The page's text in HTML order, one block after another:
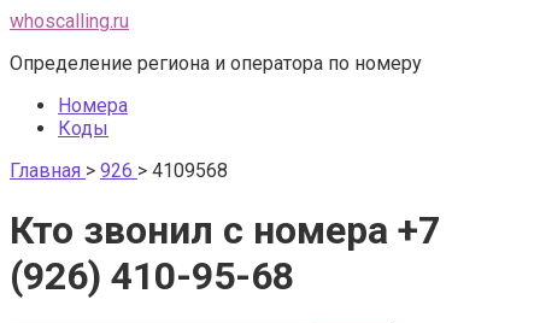
Перейти
контенту
whoscalling.ru
Определение региона и оператора по номеру
Номера
Коды
Главная > 926 > 4109568
Кто звонил с номера +7
(926) 410-95-68